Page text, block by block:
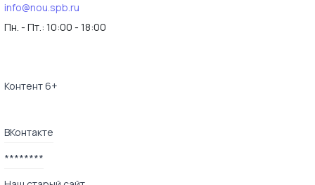
info@nou.spb.ru
Пн. - Пт.: 10:00 - 18:00
Контент 6+
ВКонтакте
********